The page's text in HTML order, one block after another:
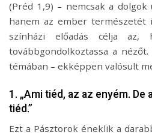
(Préd 1,9) – nemcsak a
hanem az ember természetét
színházi előadás célja az,
továbbgondolkoztassa a
témában – ekképpen valósult
1. „Ami tiéd, az az enyém. De
tiéd.”
Ezt a Pásztorok éneklik a